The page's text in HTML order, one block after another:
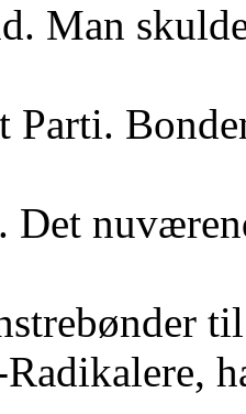
Man
Parti.
Det